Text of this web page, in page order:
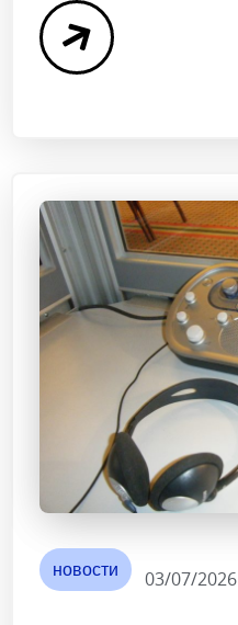
новости 03/07/2026